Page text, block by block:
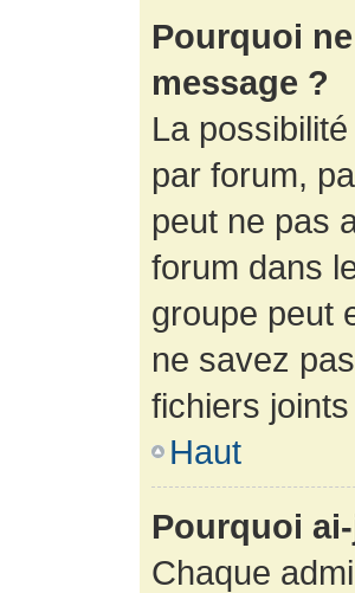
Pourquoi
message ?
La
par forum,
peut ne pas
forum dans
groupe peut
ne savez
fichiers
Haut
Pourquoi
Chaque